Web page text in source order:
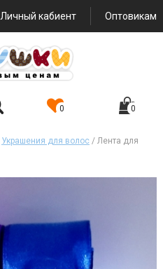
Личный кабиент Оптовикам
0 0
Украшения для волос / Лента для